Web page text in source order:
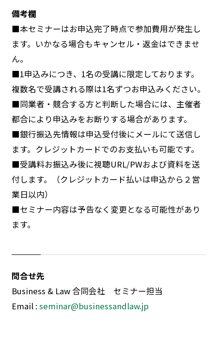
備考欄
■本セミナーはお申込完了時点で参加費用が発生し
ます。いかなる場合もキャンセル・返金はできませ
ん。
■1申込みにつき、1名の受講に限定しております。
複数名で受講される際は1名ずつお申込みください。
■同業者・競合する方と判断した場合には、主催者
都合により申込みをお断りする場合があります。
■銀行振込先情報は申込受付後にメールにて送信し
ます。クレジットカードでのお支払いも可能です。
■受講料お振込み後に視聴URL/PWおよび資料を送
付します。（クレジットカード払いは申込から２営
業日以内）
■セミナー内容は予告なく変更となる可能性があり
ます。
問合せ先
Business & Law 合同会社 セミナー担当
Email : seminar@businessandlaw.jp